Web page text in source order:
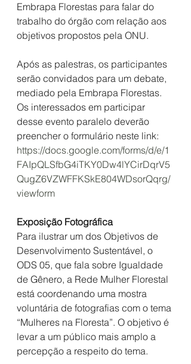
Embrapa Florestas para falar do
trabalho do órgão com relação aos
objetivos propostos pela ONU.
Após as palestras, os participantes
serão convidados para um debate,
mediado pela Embrapa Florestas.
Os interessados em participar
desse evento paralelo deverão
preencher o formulário neste link:
https://docs.google.com/forms/d/e/1
FAIpQLSfbG4iTKY0Dw4lYCirDqrV5
QugZ6VZWFFKSkE804WDsorQqrg/
viewform
Exposição Fotográfica
Para ilustrar um dos Objetivos de
Desenvolvimento Sustentável, o
ODS 05, que fala sobre Igualdade
de Gênero, a Rede Mulher Florestal
está coordenando uma mostra
voluntária de fotografias com o tema
“Mulheres na Floresta”. O objetivo é
levar a um público mais amplo a
percepção a respeito do tema.